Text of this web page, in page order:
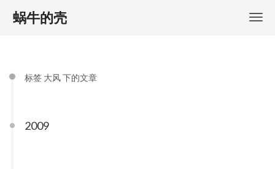
蜗牛的壳
标签 大风 下的文章
2009